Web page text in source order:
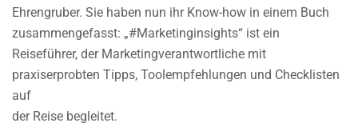
Ehrengruber. Sie haben nun ihr Know-how in einem Buch
zusammengefasst: „#Marketinginsights“ ist ein
Reiseführer, der Marketingverantwortliche mit
praxiserprobten Tipps, Toolempfehlungen und Checklisten
auf
der Reise begleitet.